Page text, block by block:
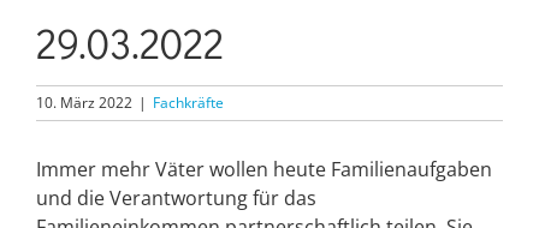
29.03.2022
10. März 2022 | Fachkräfte
Immer mehr Väter wollen heute Familienaufgaben
und die Verantwortung für das